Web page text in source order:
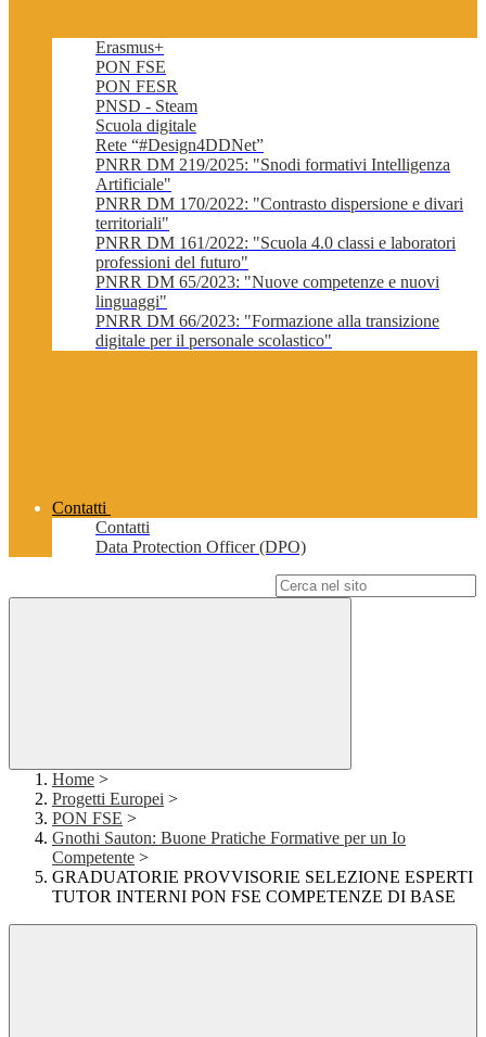
Erasmus+
PON FSE
PON FESR
PNSD - Steam
Scuola digitale
Rete “#Design4DDNet”
PNRR DM 219/2025: "Snodi formativi Intelligenza
Artificiale"
PNRR DM 170/2022: "Contrasto dispersione e divari
territoriali"
PNRR DM 161/2022: "Scuola 4.0 classi e laboratori
professioni del futuro"
PNRR DM 65/2023: "Nuove competenze e nuovi
linguaggi"
PNRR DM 66/2023: "Formazione alla transizione
digitale per il personale scolastico"
Contatti
Contatti
Data Protection Officer (DPO)
Home >
Progetti Europei >
PON FSE >
Gnothi Sauton: Buone Pratiche Formative per un Io
Competente >
GRADUATORIE PROVVISORIE SELEZIONE ESPERTI
TUTOR INTERNI PON FSE COMPETENZE DI BASE